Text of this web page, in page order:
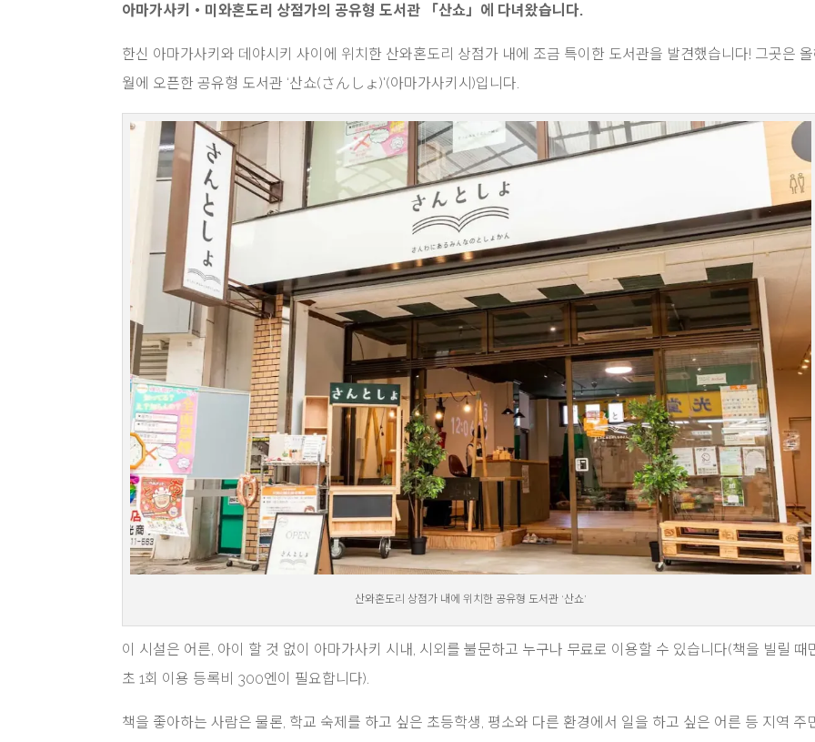
아마가사키・미와혼도리 상점가의 공유형 도서관 「산쇼」에 다녀왔습니다.
한신 아마가사키와 데야시키 사이에 위치한 산와혼도리 상점가 내에 조금 특이한 도서관을 발견했습니다! 그곳은 올
월에 오픈한 공유형 도서관 ‘산쇼(さんしょ)'(아마가사키시)입니다.
산와혼도리 상점가 내에 위치한 공유형 도서관 ‘산쇼’
이 시설은 어른, 아이 할 것 없이 아마가사키 시내, 시외를 불문하고 누구나 무료로 이용할 수 있습니다(책을 빌릴 때
초 1회 이용 등록비 300엔이 필요합니다).
책을 좋아하는 사람은 물론, 학교 숙제를 하고 싶은 초등학생, 평소와 다른 환경에서 일을 하고 싶은 어른 등 지역 주